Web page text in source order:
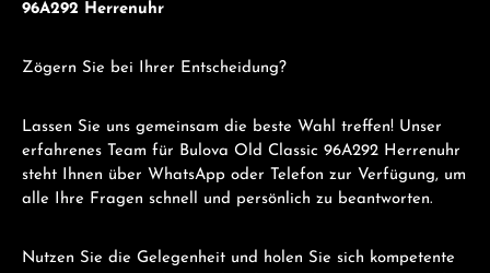
96A292 Herrenuhr
Zögern Sie bei Ihrer Entscheidung?
Lassen Sie uns gemeinsam die beste Wahl treffen! Unser
erfahrenes Team für Bulova Old Classic 96A292 Herrenuhr
steht Ihnen über WhatsApp oder Telefon zur Verfügung, um
alle Ihre Fragen schnell und persönlich zu beantworten.
Nutzen Sie die Gelegenheit und holen Sie sich kompetente